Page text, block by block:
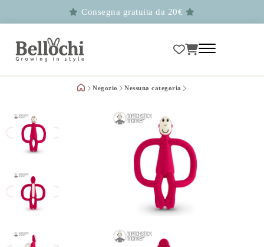
Consegna gratuita da 20€
Negozio Nessuna categoria